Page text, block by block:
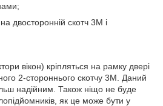
двосторонній скотч 3М і
вікон) кріпляться на рамку двері
2-стороннього скотчу 3M. Даний
надійним. Також ніщо не буде
як це може бути у